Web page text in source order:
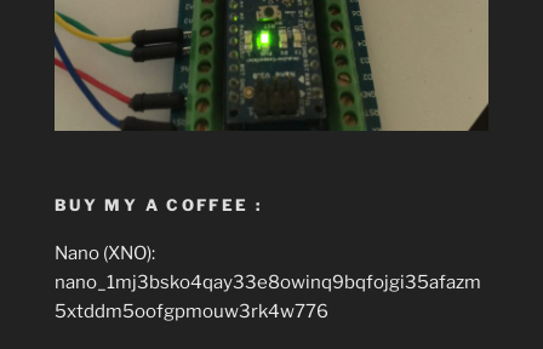
BUY MY A COFFEE :
Nano (XNO):
nano_1mj3bsko4qay33e8owinq9bqfojgi35afazm
5xtddm5oofgpmouw3rk4w776